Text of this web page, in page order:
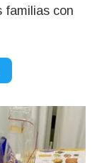
familias con